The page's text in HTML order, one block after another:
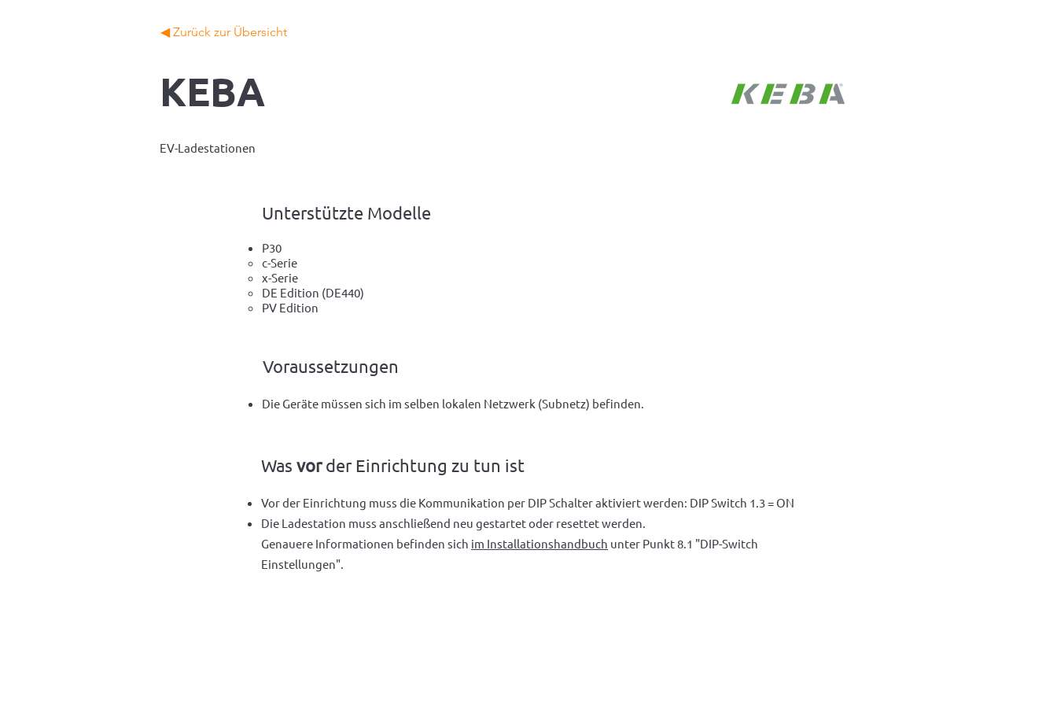
◀ Zurück zur Übersicht
KEBA
EV-Ladestationen
Unterstützte Modelle
P30
c-Serie
x-Serie
DE Edition (DE440)
PV Edition
Voraussetzungen
Die Geräte müssen sich im selben lokalen Netzwerk (Subnetz) befinden.
Was vorder Einrichtung zu tun ist
Vor der Einrichtung muss die Kommunikation per DIP Schalter aktiviert werden: DIP Switch 1.3 = ON
Die Ladestation muss anschließend neu gestartet oder resettet werden.
Genauere Informationen befinden sich im Installationshandbuch unter Punkt 8.1 "DIP-Switch
Einstellungen".